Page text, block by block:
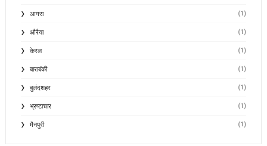
आगरा (1)
औरैया (1)
केरल (1)
बाराबंकी (1)
बुलंदशहर (1)
भ्रष्टाचार (1)
मैनपुरी (1)